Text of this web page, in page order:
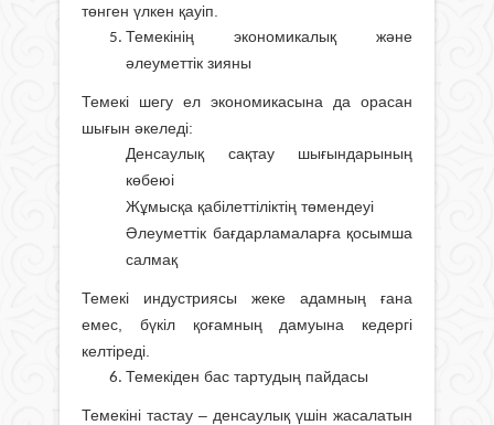
төнген үлкен қауіп.
Темекінің экономикалық және
әлеуметтік зияны
Темекі шегу ел экономикасына да орасан
шығын әкеледі:
Денсаулық сақтау шығындарының
көбеюі
Жұмысқа қабілеттіліктің төмендеуі
Әлеуметтік бағдарламаларға қосымша
салмақ
Темекі индустриясы жеке адамның ғана
емес, бүкіл қоғамның дамуына кедергі
келтіреді.
Темекіден бас тартудың пайдасы
Темекіні тастау – денсаулық үшін жасалатын